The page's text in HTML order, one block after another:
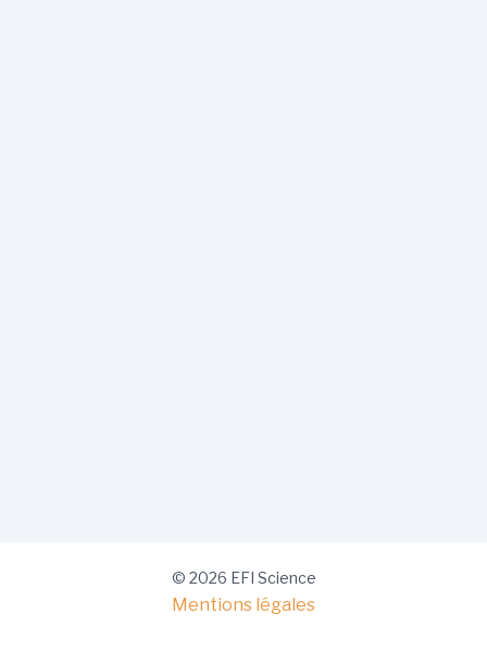
© 2026 EFI Science
Mentions légales